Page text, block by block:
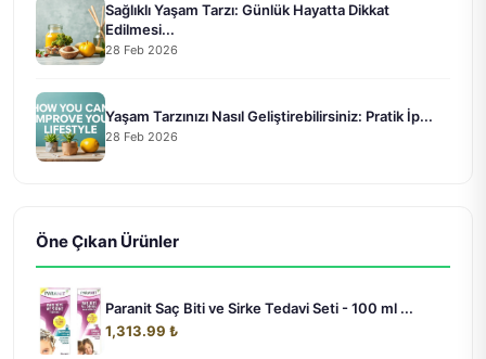
Sağlıklı Yaşam Tarzı: Günlük Hayatta Dikkat
Edilmesi...
28 Feb 2026
Yaşam Tarzınızı Nasıl Geliştirebilirsiniz: Pratik İp...
28 Feb 2026
Öne Çıkan Ürünler
Paranit Saç Biti ve Sirke Tedavi Seti - 100 ml ...
1,313.99 ₺